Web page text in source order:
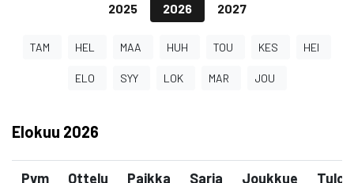
2025 2026 2027
TAM HEL MAA HUH TOU KES HEI
ELO SYY LOK MAR JOU
Elokuu 2026
Pvm Ottelu Paikka Sarja Joukkue Tulos